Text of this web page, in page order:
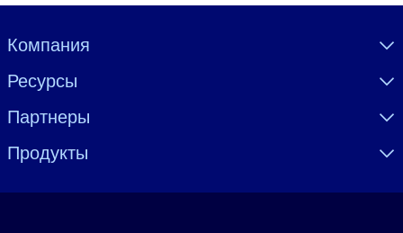
Visually hidden Text
Компания
Ресурсы
Партнеры
Продукты